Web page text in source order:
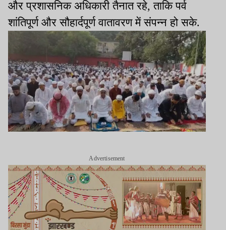
और प्रशासनिक अधिकारी तैनात रहे, ताकि पर्व
शांतिपूर्ण और सौहार्दपूर्ण वातावरण में संपन्न हो सके.
Advertisement